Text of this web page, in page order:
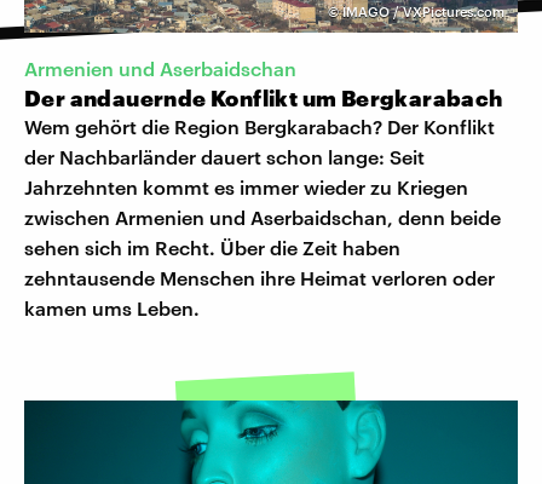
©IMAGO / VXPictures.com
Armenien und Aserbaidschan
Der andauernde Konflikt um Bergkarabach
Wem gehört die Region Bergkarabach? Der Konflikt
der Nachbarländer dauert schon lange: Seit
Jahrzehnten kommt es immer wieder zu Kriegen
zwischen Armenien und Aserbaidschan, denn beide
sehen sich im Recht. Über die Zeit haben
zehntausende Menschen ihre Heimat verloren oder
kamen ums Leben.